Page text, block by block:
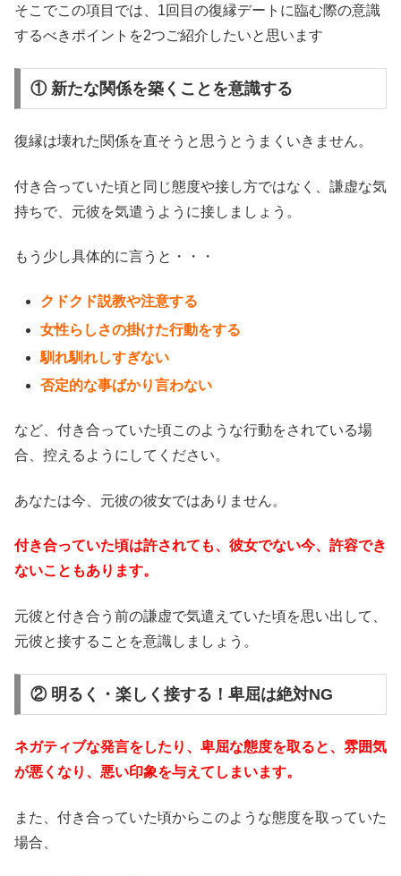
そこでこの項目では、1回目の復縁デートに臨む際の意識
するべきポイントを2つご紹介したいと思います
① 新たな関係を築くことを意識する
復縁は壊れた関係を直そうと思うとうまくいきません。
付き合っていた頃と同じ態度や接し方ではなく、謙虚な気
持ちで、元彼を気遣うように接しましょう。
もう少し具体的に言うと・・・
クドクド説教や注意する
女性らしさの掛けた行動をする
馴れ馴れしすぎない
否定的な事ばかり言わない
など、付き合っていた頃このような行動をされている場
合、控えるようにしてください。
あなたは今、元彼の彼女ではありません。
付き合っていた頃は許されても、彼女でない今、許容でき
ないこともあります。
元彼と付き合う前の謙虚で気遣えていた頃を思い出して、
元彼と接することを意識しましょう。
② 明るく・楽しく接する！卑屈は絶対NG
ネガティブな発言をしたり、卑屈な態度を取ると、雰囲気
が悪くなり、悪い印象を与えてしまいます。
また、付き合っていた頃からこのような態度を取っていた
場合、